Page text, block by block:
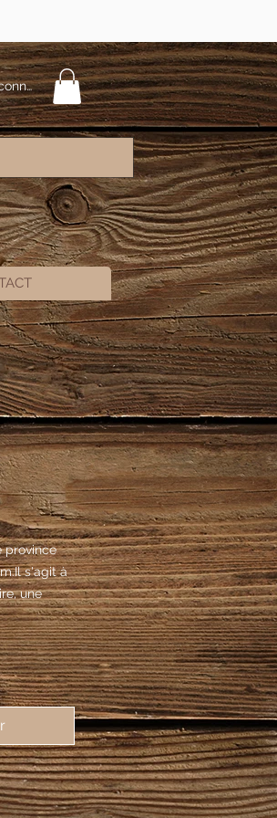
province
s'agit à
une
du